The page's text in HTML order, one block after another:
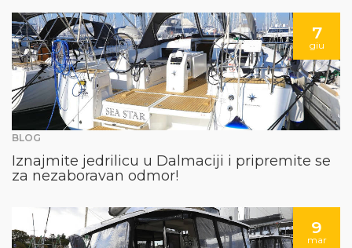
7
giu
BLOG
Iznajmite jedrilicu u Dalmaciji i pripremite se
za nezaboravan odmor!
9
mar